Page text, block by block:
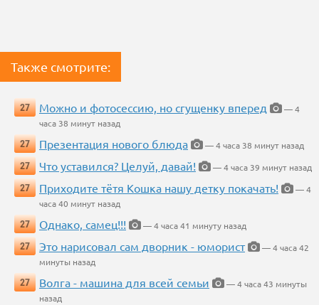
Также смотрите:
27 Можно и фотосессию, но сгущенку вперед
— 4
часа 38 минут назад
27
Презентация нового блюда
— 4 часа 38 минут назад
27
Что уставился? Целуй, давай!
— 4 часа 39 минут назад
27
Приходите тётя Кошка нашу детку покачать!
— 4
часа 40 минут назад
27
Однако, самец!!!
— 4 часа 41 минуту назад
27
Это нарисовал сам дворник - юморист
— 4 часа 42
минуты назад
27
Волга - машина для всей семьи
— 4 часа 43 минуты
назад